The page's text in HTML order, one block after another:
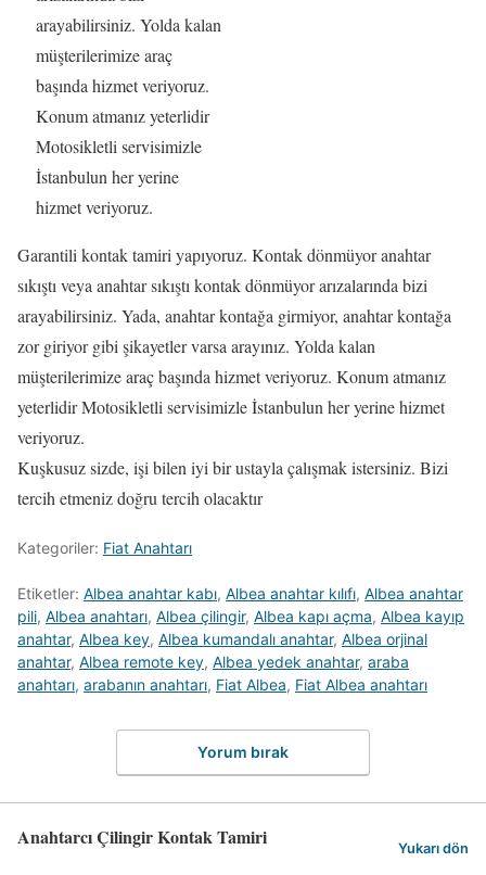
arayabilirsiniz. Yolda kalan
müşterilerimize araç
başında hizmet veriyoruz.
Konum atmanız yeterlidir
Motosikletli servisimizle
İstanbulun her yerine
hizmet veriyoruz.
Garantili kontak tamiri yapıyoruz. Kontak dönmüyor anahtar
sıkıştı veya anahtar sıkıştı kontak dönmüyor arızalarında bizi
arayabilirsiniz. Yada, anahtar kontağa girmiyor, anahtar kontağa
zor giriyor gibi şikayetler varsa arayınız. Yolda kalan
müşterilerimize araç başında hizmet veriyoruz. Konum atmanız
yeterlidir Motosikletli servisimizle İstanbulun her yerine hizmet
veriyoruz.
Kuşkusuz sizde, işi bilen iyi bir ustayla çalışmak istersiniz. Bizi
tercih etmeniz doğru tercih olacaktır
Kategoriler: Fiat Anahtarı
Etiketler: Albea anahtar kabı, Albea anahtar kılıfı, Albea anahtar
pili, Albea anahtarı, Albea çilingir, Albea kapı açma, Albea kayıp
anahtar, Albea key, Albea kumandalı anahtar, Albea orjinal
anahtar, Albea remote key, Albea yedek anahtar, araba
anahtarı, arabanın anahtarı, Fiat Albea, Fiat Albea anahtarı
Yorum bırak
Anahtarcı Çilingir Kontak Tamiri Yukarı dön